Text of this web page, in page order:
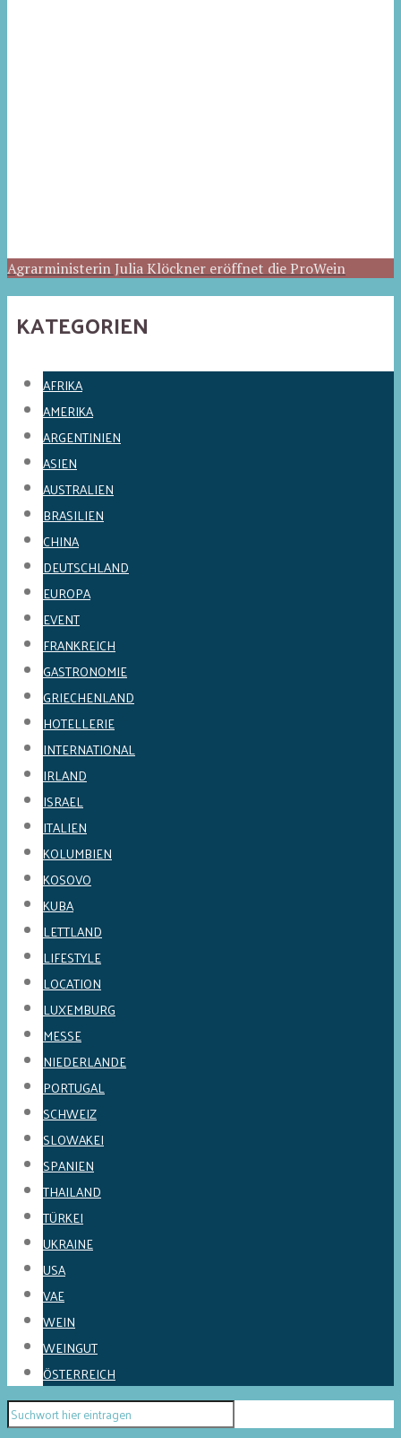
Agrarministerin Julia Klöckner eröffnet die ProWein
KATEGORIEN
AFRIKA
AMERIKA
ARGENTINIEN
ASIEN
AUSTRALIEN
BRASILIEN
CHINA
DEUTSCHLAND
EUROPA
EVENT
FRANKREICH
GASTRONOMIE
GRIECHENLAND
HOTELLERIE
INTERNATIONAL
IRLAND
ISRAEL
ITALIEN
KOLUMBIEN
KOSOVO
KUBA
LETTLAND
LIFESTYLE
LOCATION
LUXEMBURG
MESSE
NIEDERLANDE
PORTUGAL
SCHWEIZ
SLOWAKEI
SPANIEN
THAILAND
TÜRKEI
UKRAINE
USA
VAE
WEIN
WEINGUT
ÖSTERREICH